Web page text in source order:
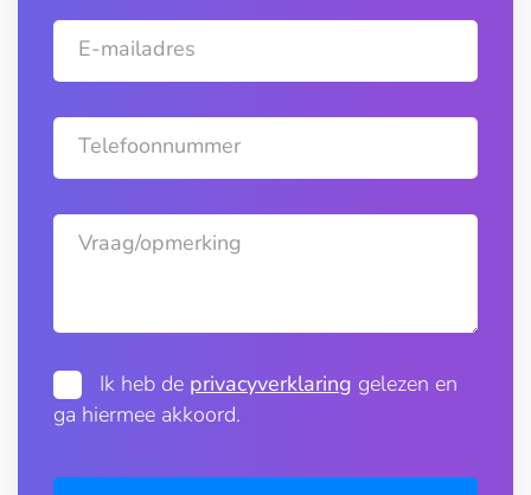
E-mailadres
Telefoonnummer
Vraag/opmerking
Ik heb de privacyverklaring gelezen en
ga hiermee akkoord.